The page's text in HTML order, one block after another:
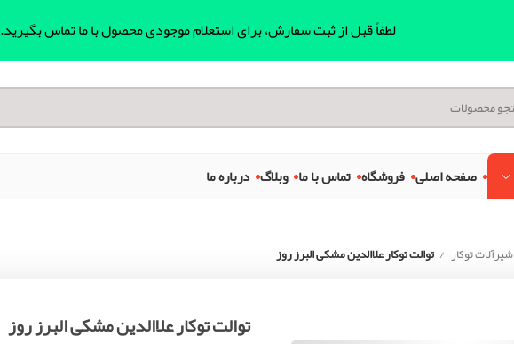
صفحه اصلی فروشگاه تماس با ما وبلاگ درباره ما
شیرآلات توکار توالت توکار علاالدین مشکی البرز روز
توالت توکار علاالدین مشکی البرز روز
لطفاً قبل از ثبت سفارش، برای استعلام موجودی محصول با ما تماس بگیرید.